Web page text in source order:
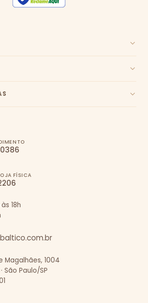
FÍSICA
18h
Magalhães, 1004
São Paulo/SP